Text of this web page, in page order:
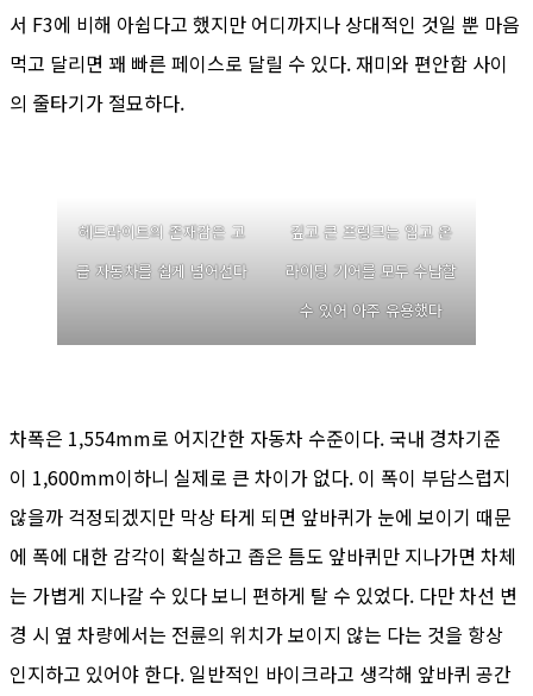
서 F3에 비해 아쉽다고 했지만 어디까지나 상대적인 것일 뿐 마음
먹고 달리면 꽤 빠른 페이스로 달릴 수 있다. 재미와 편안함 사이
의 줄타기가 절묘하다.
헤드라이트의 존재감은 고
급 자동차를 쉽게 넘어선다
깊고 큰 프렁크는 입고 온
라이딩 기어를 모두 수납할
수 있어 아주 유용했다
차폭은 1,554mm로 어지간한 자동차 수준이다. 국내 경차기준
이 1,600mm이하니 실제로 큰 차이가 없다. 이 폭이 부담스럽지
않을까 걱정되겠지만 막상 타게 되면 앞바퀴가 눈에 보이기 때문
에 폭에 대한 감각이 확실하고 좁은 틈도 앞바퀴만 지나가면 차체
는 가볍게 지나갈 수 있다 보니 편하게 탈 수 있었다. 다만 차선 변
경 시 옆 차량에서는 전륜의 위치가 보이지 않는 다는 것을 항상
인지하고 있어야 한다. 일반적인 바이크라고 생각해 앞바퀴 공간